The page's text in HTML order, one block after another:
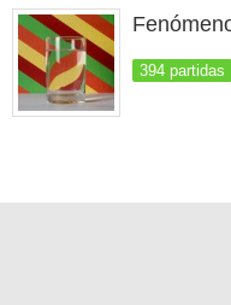
394 partidas